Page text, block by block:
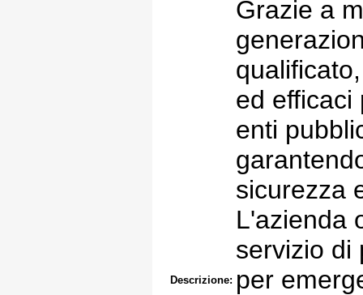
Descrizione:
Grazie a
ed efficaci
enti
sicurezza
L'azienda
servizio di
per